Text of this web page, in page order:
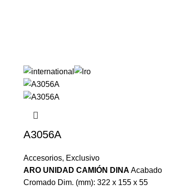
A3056A
Accesorios, Exclusivo
ARO UNIDAD CAMIÓN DINA Acabado
Cromado Dim. (mm): 322 x 155 x 55